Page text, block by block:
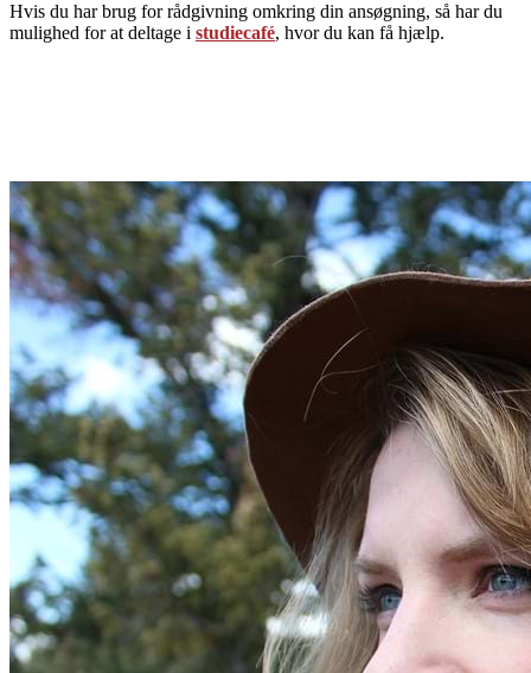
Hvis du har brug for rådgivning omkring din ansøgning, så har du
mulighed for at deltage i studiecafé, hvor du kan få hjælp.